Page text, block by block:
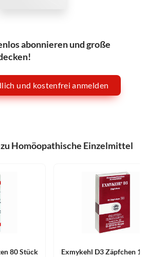
abonnieren und große
und kostenfrei anmelden
Homöopathische Einzelmittel
80 Stück